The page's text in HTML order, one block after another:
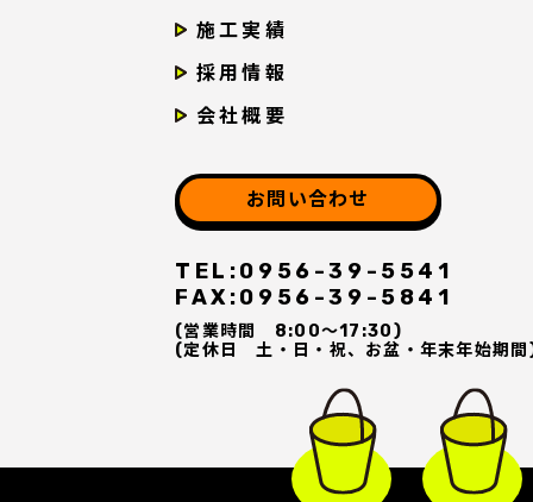
施工実績
採用情報
会社概要
お問い合わせ
TEL:0956-39-5541
FAX:0956-39-5841
(営業時間 8:00～17:30)
(定休日土・日・祝、お盆・年末年始期間